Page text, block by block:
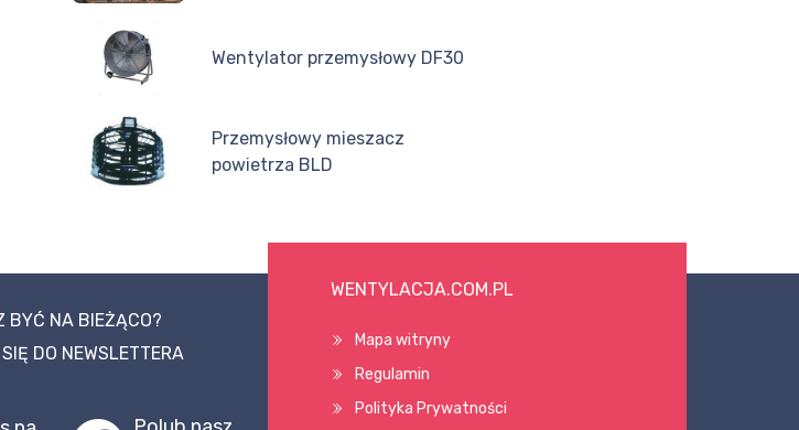
Wentylator przemysłowy DF30
Przemysłowy mieszacz
powietrza BLD
BYĆ NA BIEŻĄCO?
DO NEWSLETTERA
WENTYLACJA.COM.PL
Mapa witryny
Regulamin
Polityka Prywatności